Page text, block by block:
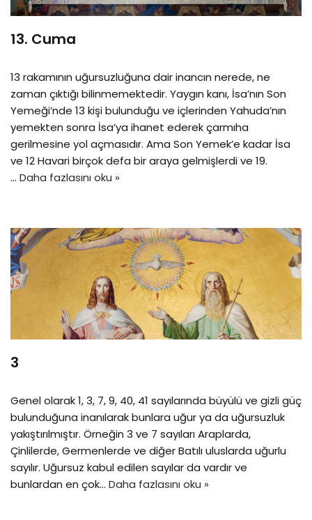
13. Cuma
13 rakamının uğursuzluğuna dair inancın nerede, ne
zaman çıktığı bilinmemektedir. Yaygın kanı, İsa’nın Son
Yemeği’nde 13 kişi bulunduğu ve içlerinden Yahuda’nın
yemekten sonra İsa’ya ihanet ederek çarmıha
gerilmesine yol açmasıdır. Ama Son Yemek’e kadar İsa
ve 12 Havari birçok defa bir araya gelmişlerdi ve 19.
… Daha fazlasını oku »
3
Genel olarak 1, 3, 7, 9, 40, 41 sayılarında büyülü ve gizli güç
bulunduğuna inanılarak bunlara uğur ya da uğursuzluk
yakıştırılmıştır. Örneğin 3 ve 7 sayıları Araplarda,
Çinlilerde, Germenlerde ve diğer Batılı uluslarda uğurlu
sayılır. Uğursuz kabul edilen sayılar da vardır ve
bunlardan en çok… Daha fazlasını oku »